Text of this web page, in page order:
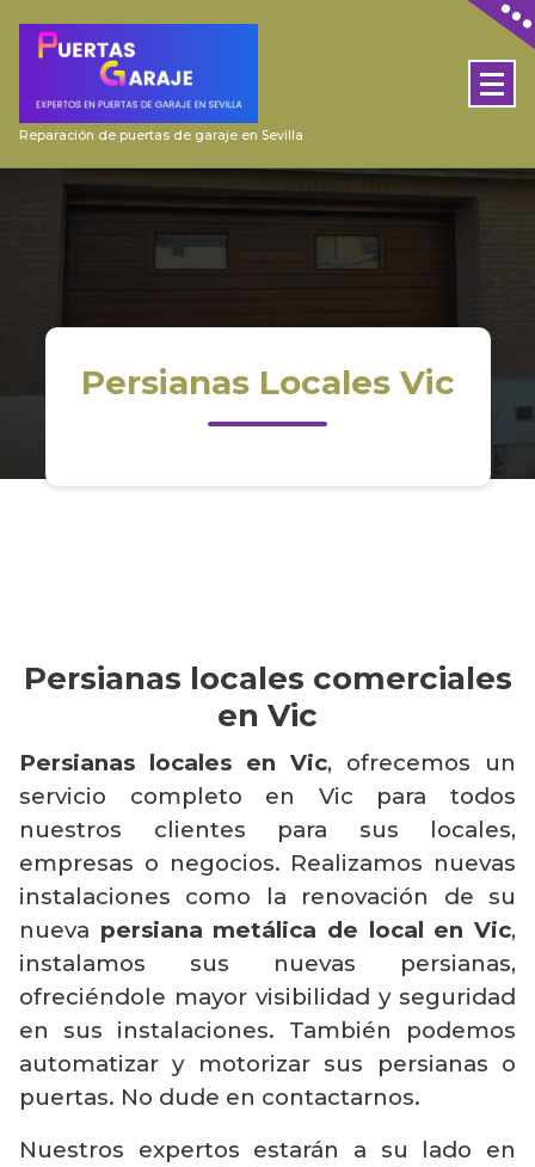
Reparación de puertas de garaje en Sevilla
Persianas Locales Vic
Persianas locales comerciales
en Vic
Persianas locales en Vic, ofrecemos un
servicio completo en Vic para todos
nuestros clientes para sus locales,
empresas o negocios. Realizamos nuevas
instalaciones como la renovación de su
nueva persiana metálica de local en Vic,
instalamos sus nuevas persianas,
ofreciéndole mayor visibilidad y seguridad
en sus instalaciones. También podemos
automatizar y motorizar sus persianas o
puertas. No dude en contactarnos.
Nuestros expertos estarán a su lado en